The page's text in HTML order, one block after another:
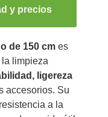
y precios
de 150 cmes
limpieza
ligereza
accesorios. Su
a la